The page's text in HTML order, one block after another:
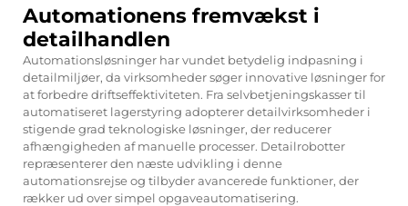
Automationens fremvækst i
detailhandlen
Automationsløsninger har vundet betydelig indpasning i
detailmiljøer, da virksomheder søger innovative løsninger for
at forbedre driftseffektiviteten. Fra selvbetjeningskasser til
automatiseret lagerstyring adopterer detailvirksomheder i
stigende grad teknologiske løsninger, der reducerer
afhængigheden af manuelle processer. Detailrobotter
repræsenterer den næste udvikling i denne
automationsrejse og tilbyder avancerede funktioner, der
rækker ud over simpel opgaveautomatisering.